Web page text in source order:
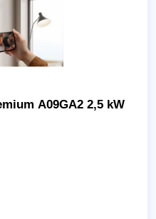
A09GA2 2,5 kW